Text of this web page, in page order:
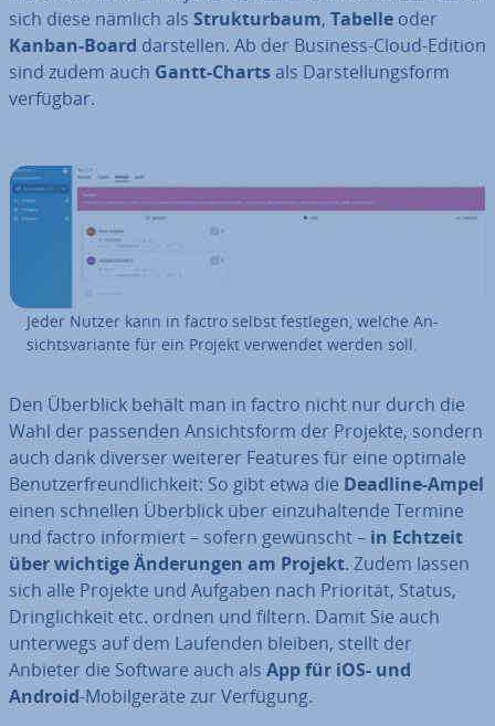
sich diese nämlich als Struk­tur­baum, Tabelle oder
Kanban-Board dar­stel­len. Ab der Business-Cloud-Edition
sind zudem auch Gantt-Chartsals Dar­stel­lungs­form
verfügbar.
Jeder Nutzer kann in factro selbst festlegen, welche An­
sichts­va­ri­an­te für ein Projekt verwendet werden soll.
Den Überblick behält man in factro nicht nur durch die
Wahl der passenden An­sichts­form der Projekte, sondern
auch dank diverser weiterer Features für eine optimale
Be­nut­zer­freund­lich­keit: So gibt etwa die Deadline-Ampel
einen schnellen Überblick über ein­zu­hal­ten­de Termine
und factro in­for­miert – sofern gewünscht – in Echtzeit
über wichtige Än­de­run­gen am Projekt. Zudem lassen
sich alle Projekte und Aufgaben nach Priorität, Status,
Dring­lich­keit etc. ordnen und filtern. Damit Sie auch
unterwegs auf dem Laufenden bleiben, stellt der
Anbieter die Software auch als App für iOS- und
Android-Mo­bil­ge­rä­te zur Verfügung.